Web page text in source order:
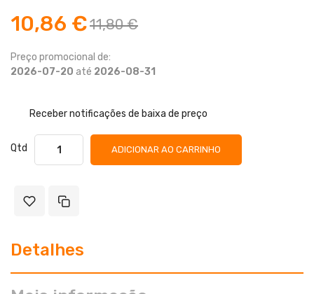
10,86 €11,80 €
Preço promocional de:
2026-07-20 até 2026-08-31
Receber notificações de baixa de preço
Qtd ADICIONAR AO CARRINHO
Detalhes